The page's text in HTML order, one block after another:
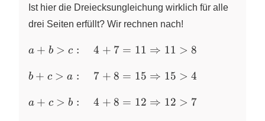
b = 7
\qquad
Ist hier die Dreiecksungleichung wirklich für alle
drei Seiten erfüllt? Wir rechnen nach!
a + b > c :
= 11
11 > 8
a + b > c : 4 + 7 = 11 ⇒ 11 > 8
b + c > a :
= 15
b + c > a : 7 + 8 = 15 ⇒ 15 > 4
a + c > b :
a + c > b : 4 + 8 = 12 ⇒ 12 > 7